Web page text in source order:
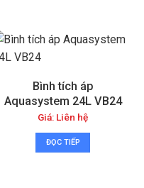
Bình tích áp
Aquasystem 24L VB24
Giá: Liên hệ
ĐỌC TIẾP